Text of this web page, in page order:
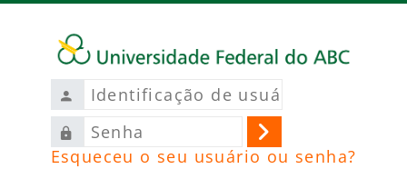
Ir para o conteúdo principal
Identificação
de
usuário
Senha
Acessar
Esqueceu o seu usuário ou senha?